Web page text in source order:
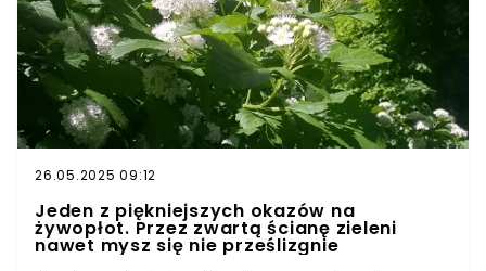
26.05.2025 09:12
Jeden z piękniejszych okazów na
żywopłot. Przez zwartą ścianę zieleni
nawet mysz się nie prześlizgnie